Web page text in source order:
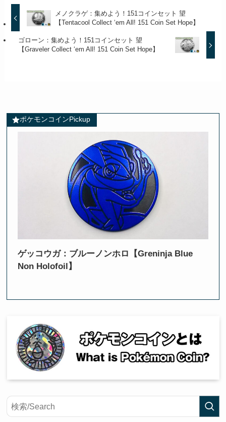
メノクラゲ：集めよう！151コインセット 望
【Tentacool Collect ‘em All! 151 Coin Set Hope】
ゴローン：集めよう！151コインセット 望
【Graveler Collect ‘em All! 151 Coin Set Hope】
ポケモンコインPickup
ゲッコウガ：ブルーノンホロ【Greninja Blue
Non Holofoil】